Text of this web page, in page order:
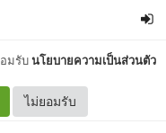
มรับนโยบายความเป็นส่วนตัว
ไม่ยอมรับ